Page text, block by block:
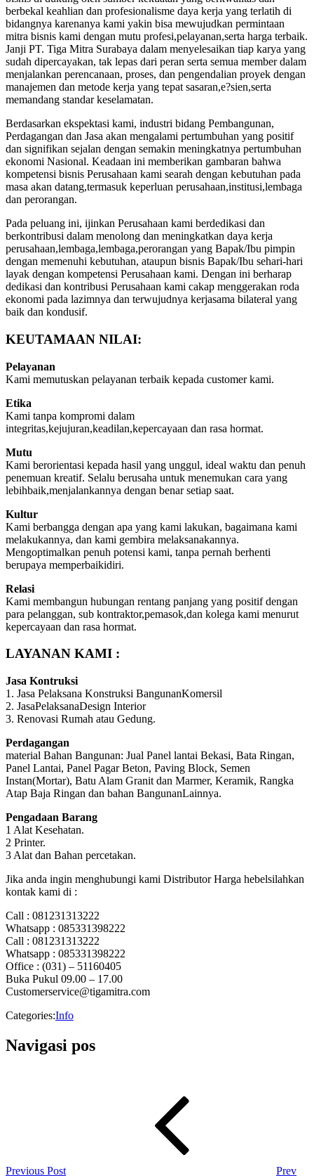
berbekal keahlian dan profesionalisme daya kerja yang terlatih di
bidangnya karenanya kami yakin bisa mewujudkan permintaan
mitra bisnis kami dengan mutu profesi,pelayanan,serta harga terbaik.
Janji PT. Tiga Mitra Surabaya dalam menyelesaikan tiap karya yang
sudah dipercayakan, tak lepas dari peran serta semua member dalam
menjalankan perencanaan, proses, dan pengendalian proyek dengan
manajemen dan metode kerja yang tepat sasaran,e?sien,serta
memandang standar keselamatan.
Berdasarkan ekspektasi kami, industri bidang Pembangunan,
Perdagangan dan Jasa akan mengalami pertumbuhan yang positif
dan signifikan sejalan dengan semakin meningkatnya pertumbuhan
ekonomi Nasional. Keadaan ini memberikan gambaran bahwa
kompetensi bisnis Perusahaan kami searah dengan kebutuhan pada
masa akan datang,termasuk keperluan perusahaan,institusi,lembaga
dan perorangan.
Pada peluang ini, ijinkan Perusahaan kami berdedikasi dan
berkontribusi dalam menolong dan meningkatkan daya kerja
perusahaan,lembaga,lembaga,perorangan yang Bapak/Ibu pimpin
dengan memenuhi kebutuhan, ataupun bisnis Bapak/Ibu sehari-hari
layak dengan kompetensi Perusahaan kami. Dengan ini berharap
dedikasi dan kontribusi Perusahaan kami cakap menggerakan roda
ekonomi pada lazimnya dan terwujudnya kerjasama bilateral yang
baik dan kondusif.
KEUTAMAAN NILAI:
Pelayanan
Kami memutuskan pelayanan terbaik kepada customer kami.
Etika
Kami tanpa kompromi dalam
integritas,kejujuran,keadilan,kepercayaan dan rasa hormat.
Mutu
Kami berorientasi kepada hasil yang unggul, ideal waktu dan penuh
penemuan kreatif. Selalu berusaha untuk menemukan cara yang
lebihbaik,menjalankannya dengan benar setiap saat.
Kultur
Kami berbangga dengan apa yang kami lakukan, bagaimana kami
melakukannya, dan kami gembira melaksanakannya.
Mengoptimalkan penuh potensi kami, tanpa pernah berhenti
berupaya memperbaikidiri.
Relasi
Kami membangun hubungan rentang panjang yang positif dengan
para pelanggan, sub kontraktor,pemasok,dan kolega kami menurut
kepercayaan dan rasa hormat.
LAYANAN KAMI :
Jasa Kontruksi
1. Jasa Pelaksana Konstruksi BangunanKomersil
2. JasaPelaksanaDesign Interior
3. Renovasi Rumah atau Gedung.
Perdagangan
material Bahan Bangunan: Jual Panel lantai Bekasi, Bata Ringan,
Panel Lantai, Panel Pagar Beton, Paving Block, Semen
Instan(Mortar), Batu Alam Granit dan Marmer, Keramik, Rangka
Atap Baja Ringan dan bahan BangunanLainnya.
Pengadaan Barang
1 Alat Kesehatan.
2 Printer.
3 Alat dan Bahan percetakan.
Jika anda ingin menghubungi kami Distributor Harga hebelsilahkan
kontak kami di :
Call : 081231313222
Whatsapp : 085331398222
Call : 081231313222
Whatsapp : 085331398222
Office : (031) – 51160405
Buka Pukul 09.00 – 17.00
Customerservice@tigamitra.com
Categories:Info
Navigasi pos
Previous Post
Prev